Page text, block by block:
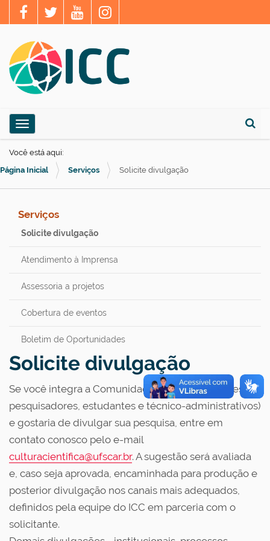
Busca
e
Toggle navigation
Você está aqui:
Página Inicial
Serviços Solicite divulgação
Serviços
Solicite divulgação
Atendimento à Imprensa
Assessoria a projetos
Cobertura de eventos
Boletim de Oportunidades
Solicite divulgação
Se você integra a Comunidade UFSCar (docentes,
pesquisadores, estudantes e técnico-administrativos)
e gostaria de divulgar sua pesquisa, entre em
contato conosco pelo e-mail
culturacientifica@ufscar.br. A sugestão será avaliada
e, caso seja aprovada, encaminhada para produção e
posterior divulgação nos canais mais adequados,
definidos pela equipe do ICC em parceria com o
solicitante.